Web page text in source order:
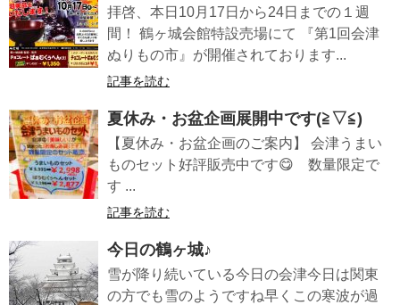
拝啓、本日10月17日から24日までの１週
間！ 鶴ヶ城会館特設売場にて 『第1回会津
ぬりもの市』が開催されております...
記事を読む
夏休み・お盆企画展開中です(≧▽≦)
【夏休み・お盆企画のご案内】 会津うまい
ものセット好評販売中です😋 数量限定で
す ...
記事を読む
今日の鶴ヶ城♪
雪が降り続いている今日の会津今日は関東
の方でも雪のようですね早くこの寒波が過